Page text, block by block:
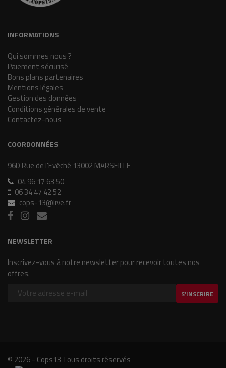
INFORMATIONS
Qui sommes nous ?
Paiement sécurisé
Bons plans partenaires
Mentions légales
Gestion des données
Conditions générales de vente
Contactez-nous
COORDONNÉES
96D Rue de l'Evêché 13002 MARSEILLE
04 96 17 63 50
06 34 47 42 52
cops-13@live.fr
NEWSLETTER
Inscrivez-vous à notre newsletter pour recevoir toutes nos
offres.
S'INSCRIRE
© 2026 - Cops13 Tous droits réservés